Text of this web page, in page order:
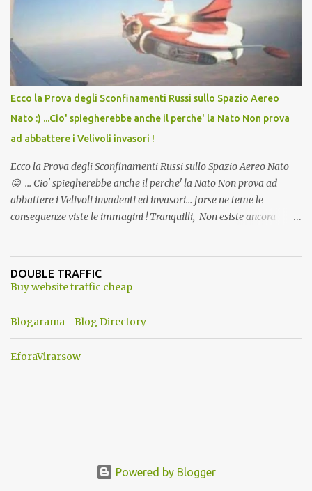
andava bene anche, a Temperatura Ambiente"! Riproponiamo
l'articolo per NON Dimenticare!
Ecco la Prova degli Sconfinamenti Russi sullo Spazio Aereo
Nato :) ...Cio' spiegherebbe anche il perche' la Nato Non prova
ad abbattere i Velivoli invasori !
Ecco la Prova degli Sconfinamenti Russi sullo Spazio Aereo Nato
😛 ... Cio' spiegherebbe anche il perche' la Nato Non prova ad
abbattere i Velivoli invadenti ed invasori... forse ne teme le
conseguenze viste le immagini ! Tranquilli, Non esiste ancora
ancora una fantasia Nato o forse una "False Flag", per provocare
una guerra mondiale che difficilmente da menti sane, potrebbe
DOUBLE TRAFFIC
Buy website traffic cheap
Blogarama - Blog Directory
EforaVirarsow
Powered by Blogger